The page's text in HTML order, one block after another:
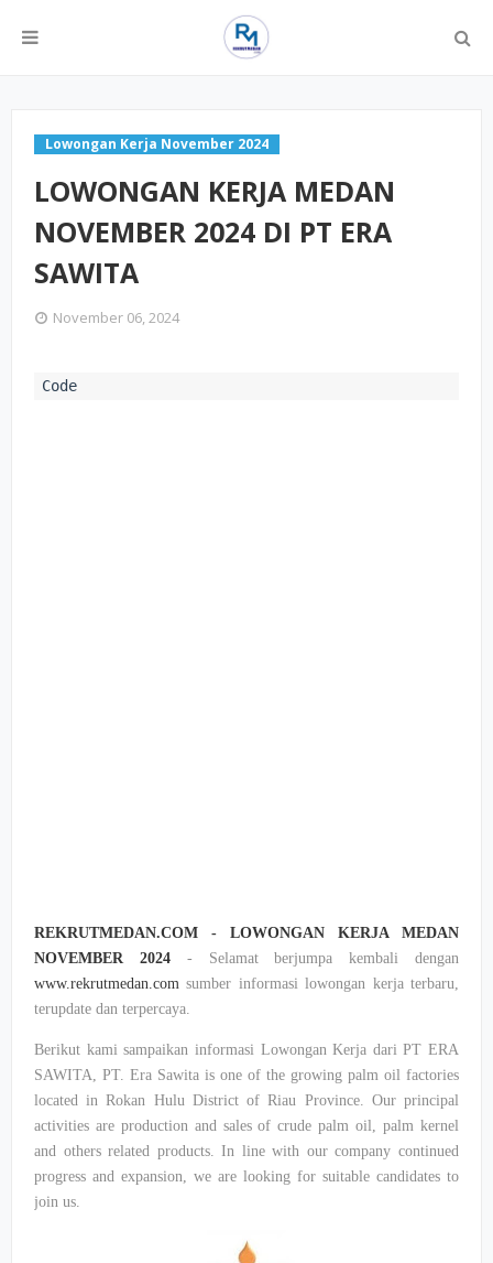
Lowongan Kerja November 2024
LOWONGAN KERJA MEDAN
NOVEMBER 2024 DI PT ERA
SAWITA
November 06, 2024
REKRUTMEDAN.COM - LOWONGAN KERJA MEDAN
NOVEMBER 2024- Selamat berjumpa kembali dengan
www.rekrutmedan.com sumber informasi lowongan kerja terbaru,
terupdate dan terpercaya.
Berikut kami sampaikan informasi Lowongan Kerja dari PT ERA
SAWITA, PT. Era Sawita is one of the growing palm oil factories
located in Rokan Hulu District of Riau Province. Our principal
activities are production and sales of crude palm oil, palm kernel
and others related products. In line with our company continued
progress and expansion, we are looking for suitable candidates to
join us.